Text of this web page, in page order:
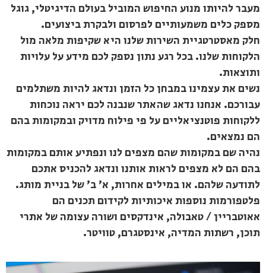
מעבר להיותו מנוע החיפוש המוביל בעולם הדיגיטלי, גוגל
מספק כלים משמעותיים לפרסום ולבקרת ביצועים.
חלק מאסטרטגיית השירות שלנו היא שקיפות מלאה מול
הלקוחות שלנו. בכל רגע נתון נספק לכם מידע על עלויות
ותוצאות.
נשים את עצמינו במבחן כל הזמן ונדאג להיות משתלמים
עבורכם. אנחנו נדאג שהאתר שנבנה לכם יראה נוכחות
ללקוחות פוטנציאליים על פי פילוח מדויק ובמקומות בהם
הם נמצאים.
נהיה שם במקומות שהם מצפים לנו ונפתיע אותם במקומות
בהם הם לא מצפים לראות אותנו ונדאג להכניס אתכם
לתודעה שלהם. או במילים אחרות, א' ב' של בניית מותג.
פלטפורמות נוספות איכותיות לקידום תכנים הם
אאוטבריין / טאבולה, אינדקסים ושורה עצומה של אתרי
תוכן, רשתות המדיה, אינסטגרם, טוויטר.